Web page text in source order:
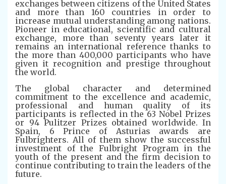
exchanges between citizens of the United States
and more than 160 countries in order to
increase mutual understanding among nations.
Pioneer in educational, scientific and cultural
exchange, more than seventy years later it
remains an international reference thanks to
the more than 400,000 participants who have
given it recognition and prestige throughout
the world.
The global character and determined
commitment to the excellence and academic,
professional and human quality of its
participants is reflected in the 63 Nobel Prizes
or 94 Pulitzer Prizes obtained worldwide. In
Spain, 6 Prince of Asturias awards are
Fulbrighters. All of them show the successful
investment of the Fulbright Program in the
youth of the present and the firm decision to
continue contributing to train the leaders of the
future.